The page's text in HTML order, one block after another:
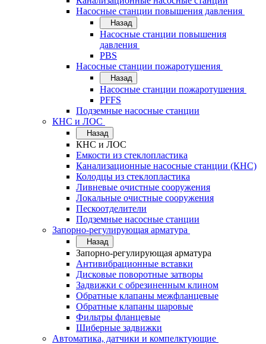
Насосные станции повышения давления
Назад
Насосные станции повышения
давления
PBS
Насосные станции пожаротушения
Назад
Насосные станции пожаротушения
PFFS
Подземные насосные станции
КНС и ЛОС
Назад
КНС и ЛОС
Емкости из стеклопластика
Канализационные насосные станции (КНС)
Колодцы из стеклопластика
Ливневые очистные сооружения
Локальные очистные сооружения
Пескоотделители
Подземные насосные станции
Запорно-регулирующая арматура
Назад
Запорно-регулирующая арматура
Антивибрационные вставки
Дисковые поворотные затворы
Задвижки с обрезиненным клином
Обратные клапаны межфланцевые
Обратные клапаны шаровые
Фильтры фланцевые
Шиберные задвижки
Автоматика, датчики и компелктующие